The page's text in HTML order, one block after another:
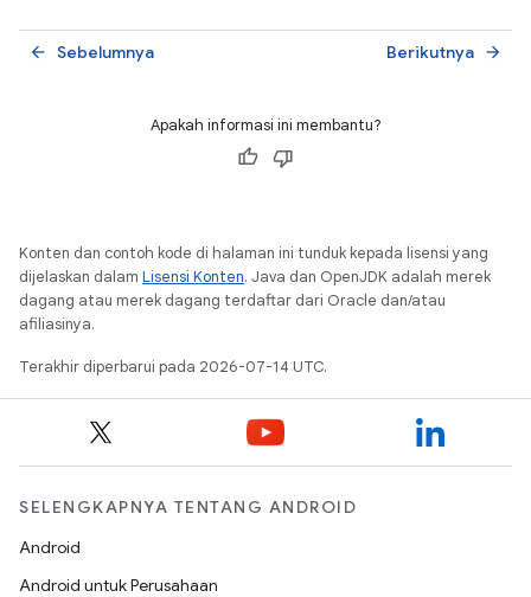
Sebelumnya
arrow_back Berikutnya arrow_forward
Apakah informasi ini membantu?
Konten dan contoh kode di halaman ini tunduk kepada lisensi yang
dijelaskan dalam Lisensi Konten. Java dan OpenJDK adalah merek
dagang atau merek dagang terdaftar dari Oracle dan/atau
afiliasinya.
Terakhir diperbarui pada 2026-07-14 UTC.
SELENGKAPNYA TENTANG ANDROID
Android
Android untuk Perusahaan